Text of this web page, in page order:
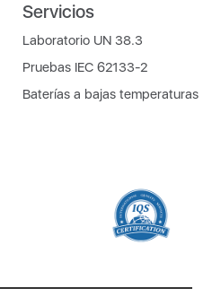
Servicios
Laboratorio UN 38.3
Pruebas IEC 62133-2
Baterías a bajas temperaturas